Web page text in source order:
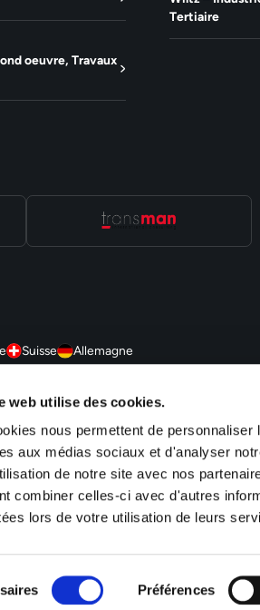
web utilise des cookies.
nous permettent de
aux médias sociaux et d'analyser
de notre site avec nos
combiner celles-ci avec d'autres
lors de votre utilisation de leurs
Préférences
Tertiaire
oeuvre, Travaux
Suisse Allemagne
travail temporaire, de recrutement et de
Strasbourg, Molsheim, Obernai,
Delle), en Ile-de-France (Paris). Sofitex est
RSEGestion des cookiesPlan du site